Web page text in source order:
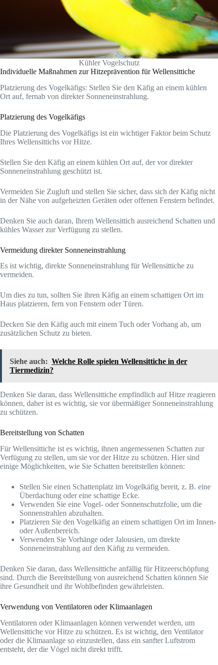
Kühler Vogelschutz
Individuelle Maßnahmen zur Hitzeprävention für Wellensittiche
Platzierung des Vogelkäfigs: Stellen Sie den Käfig an einem kühlen
Ort auf, fernab von direkter Sonneneinstrahlung.
Platzierung des Vogelkäfigs
Die Platzierung des Vogelkäfigs ist ein wichtiger Faktor beim Schutz
Ihres Wellensittichs vor Hitze.
Stellen Sie den Käfig an einem kühlen Ort auf, der vor direkter
Sonneneinstrahlung geschützt ist.
Vermeiden Sie Zugluft und stellen Sie sicher, dass sich der Käfig nicht
in der Nähe von aufgeheizten Geräten oder offenen Fenstern befindet.
Denken Sie auch daran, Ihrem Wellensittich ausreichend Schatten und
kühles Wasser zur Verfügung zu stellen.
Vermeidung direkter Sonneneinstrahlung
Es ist wichtig, direkte Sonneneinstrahlung für Wellensittiche zu
vermeiden.
Um dies zu tun, sollten Sie ihren Käfig an einem schattigen Ort im
Haus platzieren, fern von Fenstern oder Türen.
Decken Sie den Käfig auch mit einem Tuch oder Vorhang ab, um
zusätzlichen Schutz zu bieten.
Siehe auch: Welche Rolle spielen Wellensittiche in der
Tiermedizin?
Denken Sie daran, dass Wellensittiche empfindlich auf Hitze reagieren
können, daher ist es wichtig, sie vor übermäßiger Sonneneinstrahlung
zu schützen.
Bereitstellung von Schatten
Für Wellensittiche ist es wichtig, ihnen angemessenen Schatten zur
Verfügung zu stellen, um sie vor der Hitze zu schützen. Hier sind
einige Möglichkeiten, wie Sie Schatten bereitstellen können:
Stellen Sie einen Schattenplatz im Vogelkäfig bereit, z. B. eine
Überdachung oder eine schattige Ecke.
Verwenden Sie eine Vogel- oder Sonnenschutzfolie, um die
Sonnenstrahlen abzuhalten.
Platzieren Sie den Vogelkäfig an einem schattigen Ort im Innen-
oder Außenbereich.
Verwenden Sie Vorhänge oder Jalousien, um direkte
Sonneneinstrahlung auf den Käfig zu vermeiden.
Denken Sie daran, dass Wellensittiche anfällig für Hitzeerschöpfung
sind. Durch die Bereitstellung von ausreichend Schatten können Sie
ihre Gesundheit und ihr Wohlbefinden gewährleisten.
Verwendung von Ventilatoren oder Klimaanlagen
Ventilatoren oder Klimaanlagen können verwendet werden, um
Wellensittiche vor Hitze zu schützen. Es ist wichtig, den Ventilator
oder die Klimaanlage so einzustellen, dass ein sanfter Luftstrom
entsteht, der die Vögel nicht direkt trifft.